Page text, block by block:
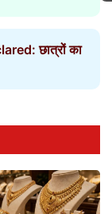
छात्रों का